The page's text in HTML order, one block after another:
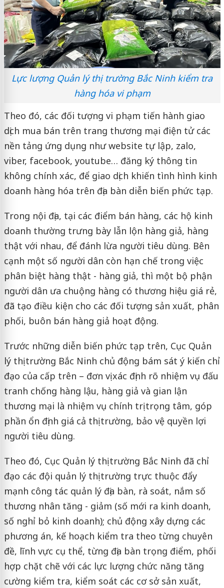
Lực lượng Quản lý thị trường Bắc Ninh kiểm tra
hàng hóa vi phạm
Theo đó, các đối tượng vi phạm tiến hành giao
dịch mua bán trên trang thương mại điện tử các
nền tảng ứng dụng như website tự lập, zalo,
viber, facebook, youtube… đăng ký thông tin
không chính xác, để giao dịch khiến tình hình kinh
doanh hàng hóa trên địa bàn diễn biến phức tạp.
Trong nội địa, tại các điểm bán hàng, các hộ kinh
doanh thường trưng bày lẫn lộn hàng giả, hàng
thật với nhau, để đánh lừa người tiêu dùng. Bên
cạnh một số người dân còn hạn chế trong việc
phân biệt hàng thật - hàng giả, thì một bộ phận
người dân ưa chuộng hàng có thương hiệu giá rẻ,
đã tạo điều kiện cho các đối tượng sản xuất, phân
phối, buôn bán hàng giả hoạt động.
Trước những diễn biến phức tạp trên, Cục Quản
lý thị trường Bắc Ninh chủ động bám sát ý kiến chỉ
đạo của cấp trên – đơn vị xác định rõ nhiệm vụ đấu
tranh chống hàng lậu, hàng giả và gian lận
thương mại là nhiệm vụ chính trị trọng tâm, góp
phần ổn định giá cả thị trường, bảo vệ quyền lợi
người tiêu dùng.
Theo đó, Cục Quản lý thị trường Bắc Ninh đã chỉ
đạo các đội quản lý thị trường trực thuộc đẩy
mạnh công tác quản lý địa bàn, rà soát, nắm số
thương nhân tăng - giảm (số mới ra kinh doanh,
số nghỉ bỏ kinh doanh); chủ động xây dựng các
phương án, kế hoạch kiểm tra theo từng chuyên
đề, lĩnh vực cụ thể, từng địa bàn trọng điểm, phối
hợp chặt chẽ với các lực lượng chức năng tăng
cường kiểm tra, kiểm soát các cơ sở sản xuất,